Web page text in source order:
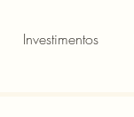
Investimentos